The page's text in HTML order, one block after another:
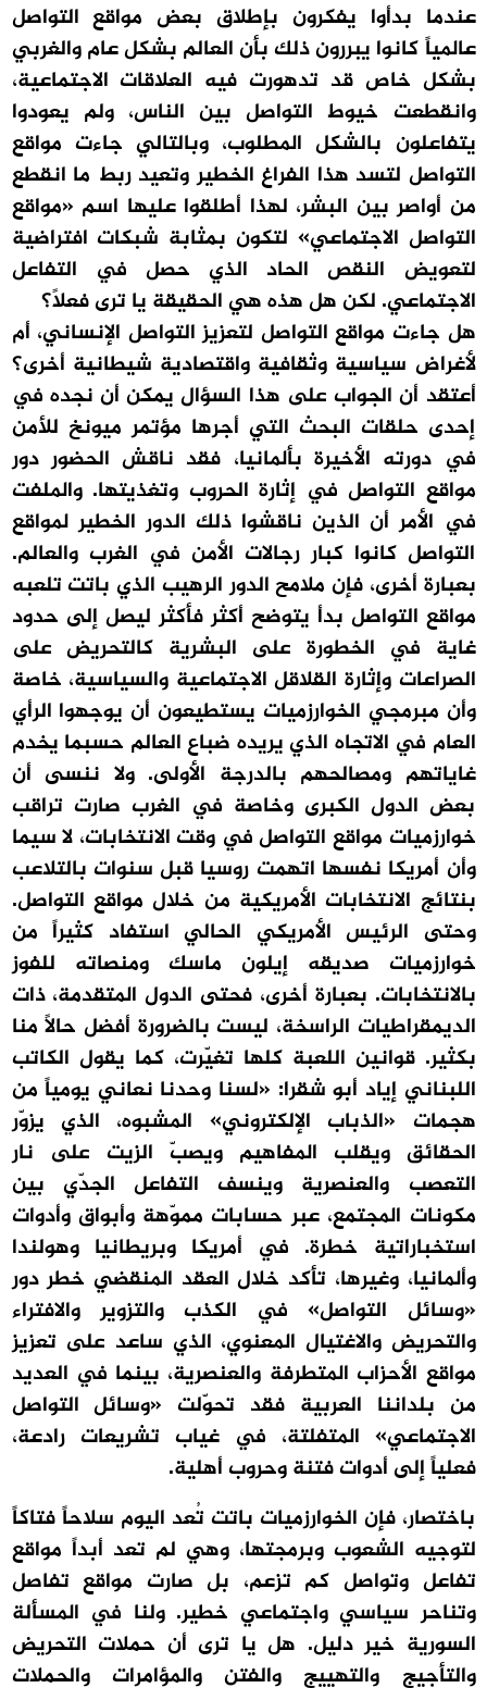
عندما بدأوا يفكرون بإطلاق بعض مواقع التواصل
عالمياً كانوا يبررون ذلك بأن العالم بشكل عام والغربي
بشكل خاص قد تدهورت فيه العلاقات الاجتماعية،
وانقطعت خيوط التواصل بين الناس، ولم يعودوا
يتفاعلون بالشكل المطلوب، وبالتالي جاءت مواقع
التواصل لتسد هذا الفراغ الخطير وتعيد ربط ما انقطع
من أواصر بين البشر، لهذا أطلقوا عليها اسم «مواقع
التواصل الاجتماعي» لتكون بمثابة شبكات افتراضية
لتعويض النقص الحاد الذي حصل في التفاعل
الاجتماعي. لكن هل هذه هي الحقيقة يا ترى فعلاً؟
هل جاءت مواقع التواصل لتعزيز التواصل الإنساني، أم
لأغراض سياسية وثقافية واقتصادية شيطانية أخرى؟
أعتقد أن الجواب على هذا السؤال يمكن أن نجده في
إحدى حلقات البحث التي أجرها مؤتمر ميونخ للأمن
في دورته الأخيرة بألمانيا، فقد ناقش الحضور دور
مواقع التواصل في إثارة الحروب وتغذيتها. والملفت
في الأمر أن الذين ناقشوا ذلك الدور الخطير لمواقع
التواصل كانوا كبار رجالات الأمن في الغرب والعالم.
بعبارة أخرى، فإن ملامح الدور الرهيب الذي باتت تلعبه
مواقع التواصل بدأ يتوضح أكثر فأكثر ليصل إلى حدود
غاية في الخطورة على البشرية كالتحريض على
الصراعات وإثارة القلاقل الاجتماعية والسياسية، خاصة
وأن مبرمجي الخوارزميات يستطيعون أن يوجهوا الرأي
العام في الاتجاه الذي يريده ضباع العالم حسبما يخدم
غاياتهم ومصالحهم بالدرجة الأولى. ولا ننسى أن
بعض الدول الكبرى وخاصة في الغرب صارت تراقب
خوارزميات مواقع التواصل في وقت الانتخابات، لا سيما
وأن أمريكا نفسها اتهمت روسيا قبل سنوات بالتلاعب
بنتائج الانتخابات الأمريكية من خلال مواقع التواصل.
وحتى الرئيس الأمريكي الحالي استفاد كثيراً من
خوارزميات صديقه إيلون ماسك ومنصاته للفوز
بالانتخابات. بعبارة أخرى، فحتى الدول المتقدمة، ذات
الديمقراطيات الراسخة، ليست بالضرورة أفضل حالاً منا
بكثير. قوانين اللعبة كلها تغيّرت، كما يقول الكاتب
اللبناني إياد أبو شقرا: «لسنا وحدنا نعاني يومياً من
هجمات «الذباب الإلكتروني» المشبوه، الذي يزوّر
الحقائق ويقلب المفاهيم ويصبّ الزيت على نار
التعصب والعنصرية وينسف التفاعل الجدّي بين
مكونات المجتمع، عبر حسابات مموّهة وأبواق وأدوات
استخباراتية خطرة. في أمريكا وبريطانيا وهولندا
وألمانيا، وغيرها، تأكد خلال العقد المنقضي خطر دور
«وسائل التواصل» في الكذب والتزوير والافتراء
والتحريض والاغتيال المعنوي، الذي ساعد على تعزيز
مواقع الأحزاب المتطرفة والعنصرية، بينما في العديد
من بلداننا العربية فقد تحوّلت «وسائل التواصل
الاجتماعي» المتفلتة، في غياب تشريعات رادعة،
فعلياً إلى أدوات فتنة وحروب أهلية.
باختصار، فإن الخوارزميات باتت تُعد اليوم سلاحاً فتاكاً
لتوجيه الشعوب وبرمجتها، وهي لم تعد أبداً مواقع
تفاعل وتواصل كم تزعم، بل صارت مواقع تفاصل
وتناحر سياسي واجتماعي خطير. ولنا في المسألة
السورية خير دليل. هل يا ترى أن حملات التحريض
والتأجيج والتهييج والفتن والمؤامرات والحملات